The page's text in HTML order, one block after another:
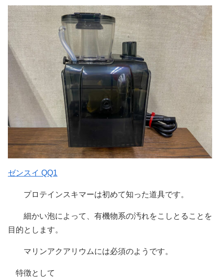
ゼンスイ QQ1
プロテインスキマーは初めて知った道具です。
細かい泡によって、有機物系の汚れをこしとることを
目的とします。
マリンアクアリウムには必須のようです。
特徴として